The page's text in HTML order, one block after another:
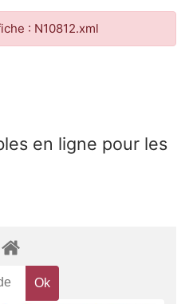
: N10812.xml
en ligne pour les